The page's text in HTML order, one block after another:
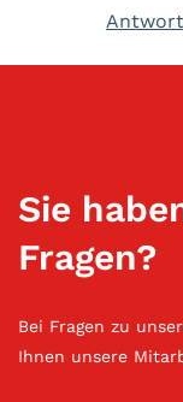
Sie
Fragen?
Bei Fragen zu
Ihnen unsere